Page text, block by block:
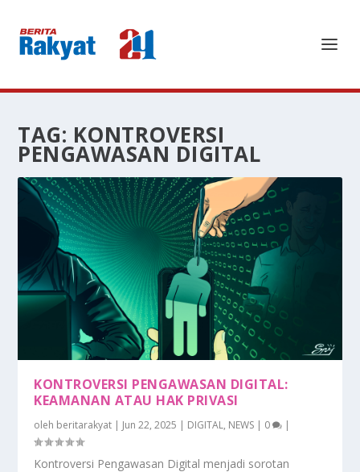
TAG: KONTROVERSI
PENGAWASAN DIGITAL
KONTROVERSI PENGAWASAN DIGITAL:
KEAMANAN ATAU HAK PRIVASI
oleh beritarakyat | Jun 22, 2025 | DIGITAL, NEWS | 0 |
Kontroversi Pengawasan Digital menjadi sorotan